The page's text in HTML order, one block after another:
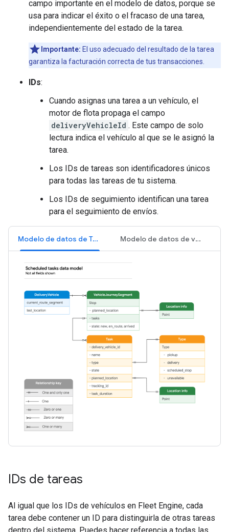
campo importante en el modelo de datos, porque se
usa para indicar el éxito o el fracaso de una tarea,
independientemente del estado de la tarea.
Importante: El uso adecuado del resultado de la tarea
garantiza la facturación correcta de tus transacciones.
IDs:
Cuando asignas una tarea a un vehículo, el
motor de flota propaga el campo
deliveryVehicleId . Este campo de solo
lectura indica el vehículo al que se le asignó la
tarea.
Los IDs de tareas son identificadores únicos
para todas las tareas de tu sistema.
Los IDs de seguimiento identifican una tarea
para el seguimiento de envíos.
Modelo de datos de Tasks Modelo de datos de vehículos
IDs de tareas
Al igual que los IDs de vehículos en Fleet Engine, cada
tarea debe contener un ID para distinguirla de otras tareas